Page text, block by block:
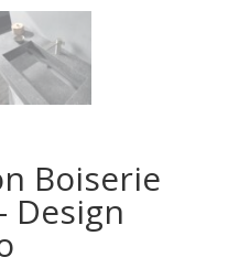
Boiserie
Design